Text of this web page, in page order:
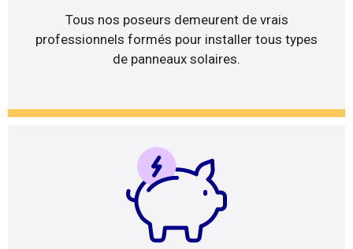
Tous nos poseurs demeurent de vrais
professionnels formés pour installer tous types
de panneaux solaires.